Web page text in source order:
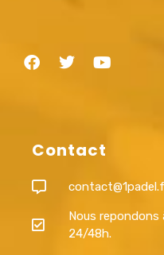
Contact
Nous
24/48h.